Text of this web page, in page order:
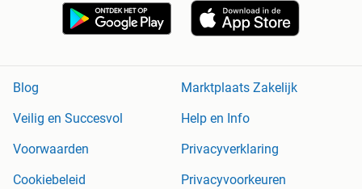
Blog
Marktplaats Zakelijk
Veilig en Succesvol
Help en Info
Voorwaarden
Privacyverklaring
Cookiebeleid
Privacyvoorkeuren